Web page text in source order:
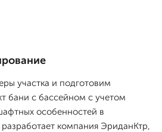
участка и подготовим
бани с бассейном с учетом
особенностей в
компания ЭриданКтр,